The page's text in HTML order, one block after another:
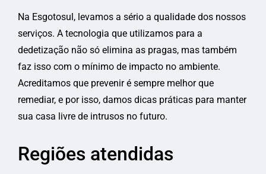
Na Esgotosul, levamos a sério a qualidade dos nossos
serviços. A tecnologia que utilizamos para a
dedetização não só elimina as pragas, mas também
faz isso com o mínimo de impacto no ambiente.
Acreditamos que prevenir é sempre melhor que
remediar, e por isso, damos dicas práticas para manter
sua casa livre de intrusos no futuro.
Regiões atendidas